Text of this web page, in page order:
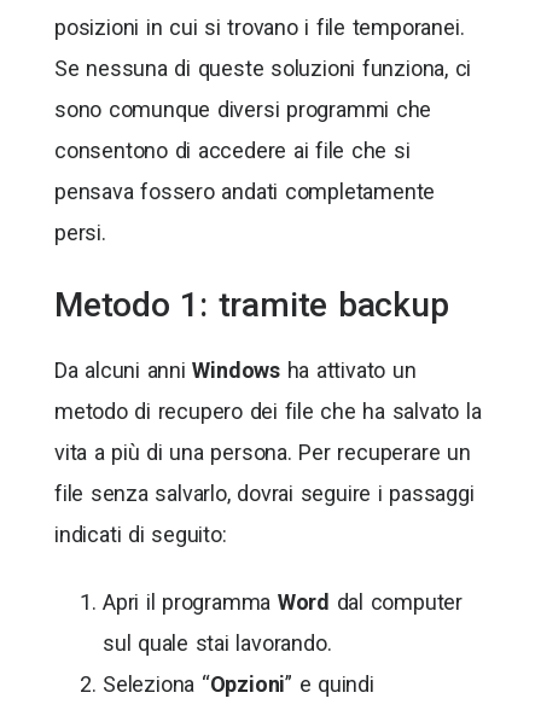
posizioni in cui si trovano i file temporanei.
Se nessuna di queste soluzioni funziona, ci
sono comunque diversi programmi che
consentono di accedere ai file che si
pensava fossero andati completamente
persi.
Metodo 1: tramite backup
Da alcuni anniWindows ha attivato un
metodo di recupero dei file che ha salvato la
vita a più di una persona. Per recuperare un
file senza salvarlo, dovrai seguire i passaggi
indicati di seguito:
Apri il programma Word dal computer
sul quale stai lavorando.
Seleziona “Opzioni” e quindi